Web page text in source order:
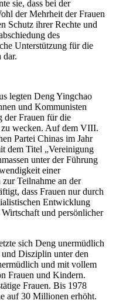
sie, dass bei der
der Mehrheit der Frauen
Schutz ihrer Rechte und
des
Unterstützung für die
dar.
legten Deng Yingchao
und Kommunisten
der Frauen für die
wecken. Auf dem VIII.
Partei Chinas im Jahr
dem Titel „Vereinigung
unter der Führung
einer
Teilnahme an der
dass Frauen nur durch
Entwicklung
und persönlicher
sich Deng unermüdlich
Disziplin unter den
und mit vollem
Frauen und Kindern.
Frauen. Bis 1978
auf 30 Millionen erhöht.